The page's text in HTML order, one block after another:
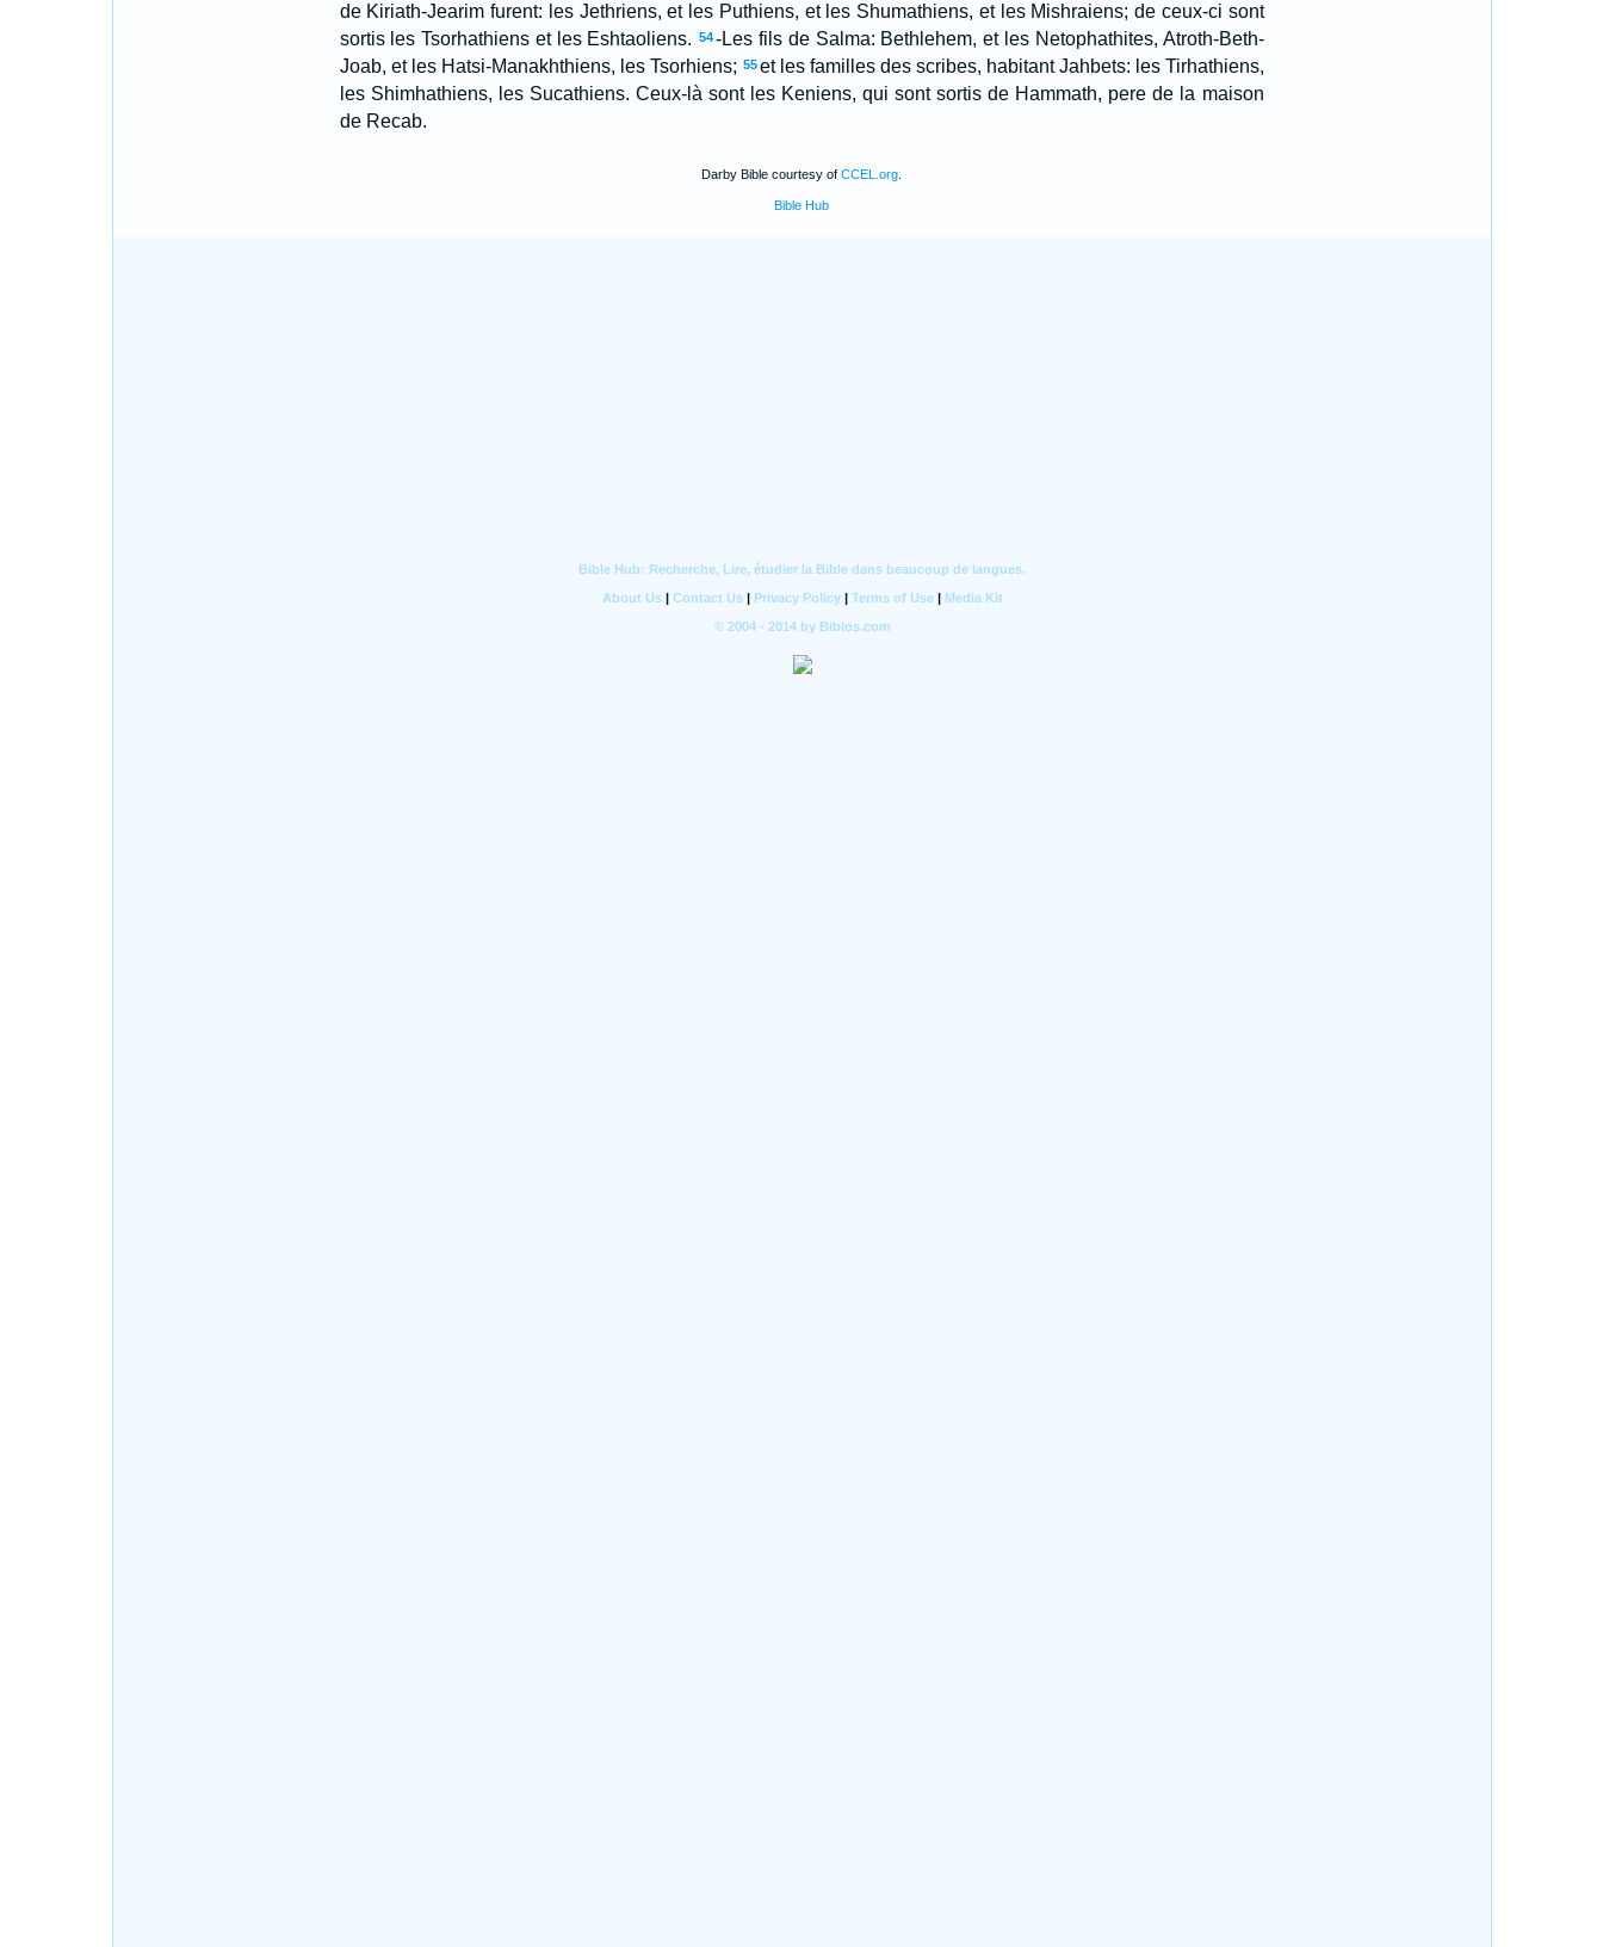
de Kiriath-Jearim furent: les Jethriens, et les Puthiens, et les Shumathiens, et les Mishraiens; de ceux-ci sont
sortis les Tsorhathiens et les Eshtaoliens.
54-Les fils de Salma: Bethlehem, et les Netophathites, Atroth-Beth-
Joab, et les Hatsi-Manakhthiens, les Tsorhiens; 55 et les familles des scribes, habitant Jahbets: les Tirhathiens,
les Shimhathiens, les Sucathiens. Ceux-là sont les Keniens, qui sont sortis de Hammath, pere de la maison
de Recab.
Darby Bible courtesy of CCEL.org
Bible Hub